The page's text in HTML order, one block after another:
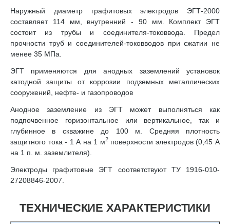
Наружный диаметр графитовых электродов ЭГТ-2000
составляет 114 мм, внутренний - 90 мм. Комплект ЭГТ
состоит из трубы и соединителя-токоввода. Предел
прочности труб и соединителей-токовводов при сжатии не
менее 35 МПа.
ЭГТ применяются для анодных заземлений установок
катодной защиты от коррозии подземных металлических
сооружений, нефте- и газопроводов
Анодное заземление из ЭГТ может выполняться как
подпочвенное горизонтальное или вертикальное, так и
глубинное в скважине до 100 м. Средняя плотность
защитного тока - 1 А на 1 м2поверхности электродов (0,45 А
на 1 п. м. заземлителя).
Электроды графитовые ЭГТ соответствуют ТУ 1916-010-
27208846-2007.
ТЕХНИЧЕСКИЕ ХАРАКТЕРИСТИКИ